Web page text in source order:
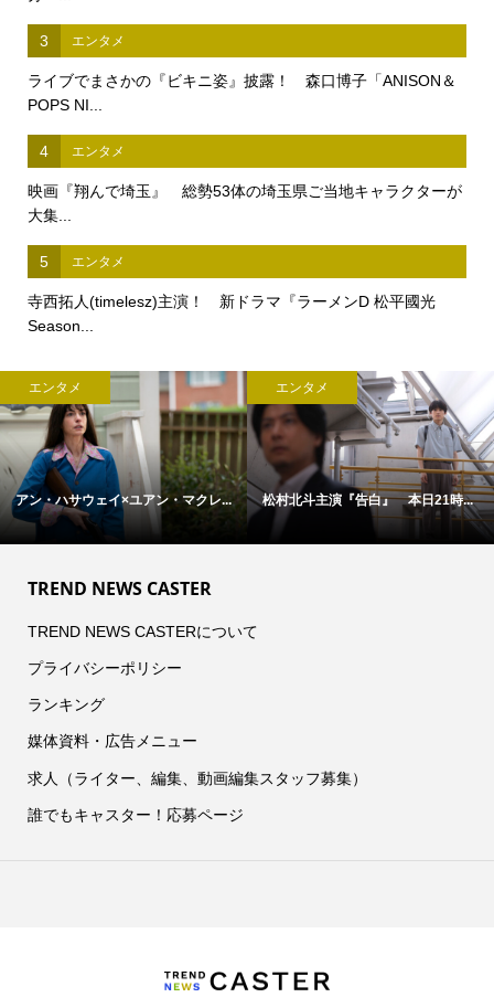
3 エンタメ
ライブでまさかの『ビキニ姿』披露！ 森口博子「ANISON＆
POPS NI...
4 エンタメ
映画『翔んで埼玉』 総勢53体の埼玉県ご当地キャラクターが
大集...
5 エンタメ
寺西拓人(timelesz)主演！ 新ドラマ『ラーメンD 松平國光
Season...
エンタメ
アン・ハサウェイ×ユアン・マクレ...
エンタメ
松村北斗主演『告白』 本日21時...
TREND NEWS CASTER
TREND NEWS CASTERについて
プライバシーポリシー
ランキング
媒体資料・広告メニュー
求人（ライター、編集、動画編集スタッフ募集）
誰でもキャスター！応募ページ